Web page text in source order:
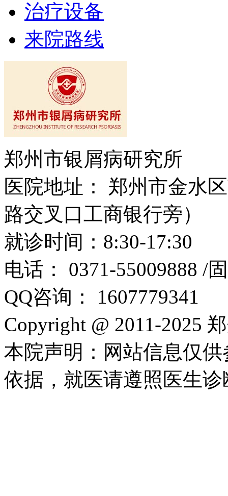
治疗设备
来院路线
郑州市银屑病研究所
医院地址： 郑州市金水
路交叉口工商银行旁）
就诊时间：8:30-17:30
电话： 0371-55009888 /
QQ咨询： 1607779341
Copyright @ 2011-2025
本院声明：网站信息仅
依据，就医请遵照医生诊